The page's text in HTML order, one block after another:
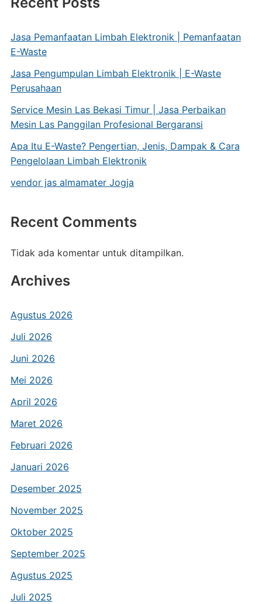
Jasa Pemanfaatan Limbah Elektronik | Pemanfaatan
E-Waste
Jasa Pengumpulan Limbah Elektronik | E-Waste
Perusahaan
Service Mesin Las Bekasi Timur | Jasa Perbaikan
Mesin Las Panggilan Profesional Bergaransi
Apa Itu E-Waste? Pengertian, Jenis, Dampak & Cara
Pengelolaan Limbah Elektronik
vendor jas almamater Jogja
Recent Comments
Tidak ada komentar untuk ditampilkan.
Archives
Agustus 2026
Juli 2026
Juni 2026
Mei 2026
April 2026
Maret 2026
Februari 2026
Januari 2026
Desember 2025
November 2025
Oktober 2025
September 2025
Agustus 2025
Juli 2025